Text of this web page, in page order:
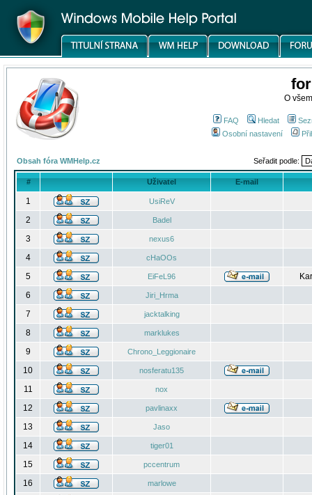
O
FAQ Hledat
Osobní nastavení
Obsah fóra WMHelp.cz Seřadit podle:
# Uživatel E-mail
1 UsiReV
2 Badel
3 nexus6
4 cHaOOs
5 EiFeL96
6
Jiri_Hrma
7 jacktalking
8 marklukes
9 Chrono_Leggionaire
10 nosferatu135
11 nox
12 pavlinaxx
13 Jaso
14 tiger01
15 pccentrum
16 marlowe